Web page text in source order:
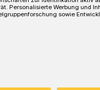
Personalisierte Werbung und
sowie